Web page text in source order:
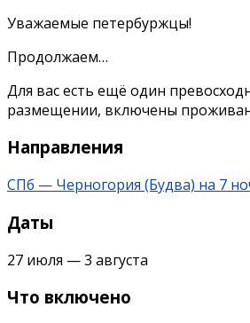
Уважаемые петербуржцы!
Продолжаем…
Для вас есть ещё один
размещении, включены
Направления
СПб — Черногория (Будва) на 7
Даты
27 июля — 3 августа
Что включено